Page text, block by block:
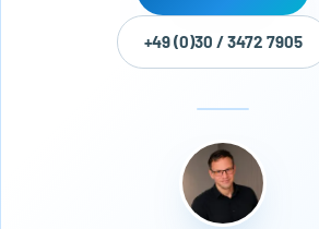
+49 (0)30 / 3472 7905